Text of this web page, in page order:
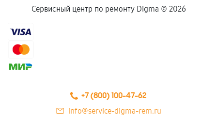
Сервисный центр по ремонту Digma © 2026
+7 (800) 100-47-62
info@service-digma-rem.ru